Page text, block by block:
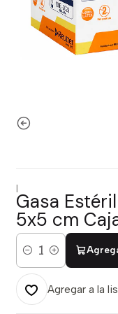
Gasa
5x5 cm
Cantidad
Agregar a la